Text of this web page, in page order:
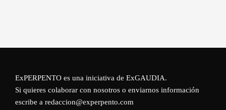
ExPERPENTO es una iniciativa de ExGAUDIA.
Si quieres colaborar con nosotros o enviarnos información
escribe a redaccion@experpento.com